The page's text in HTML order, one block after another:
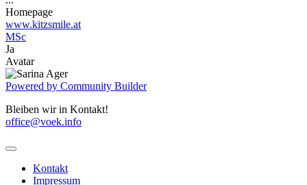
Homepage
www.kitzsmile.at
MSc
Ja
Avatar
Powered by Community Builder
Bleiben wir in Kontakt!
office@voek.info
Kontakt
Impressum